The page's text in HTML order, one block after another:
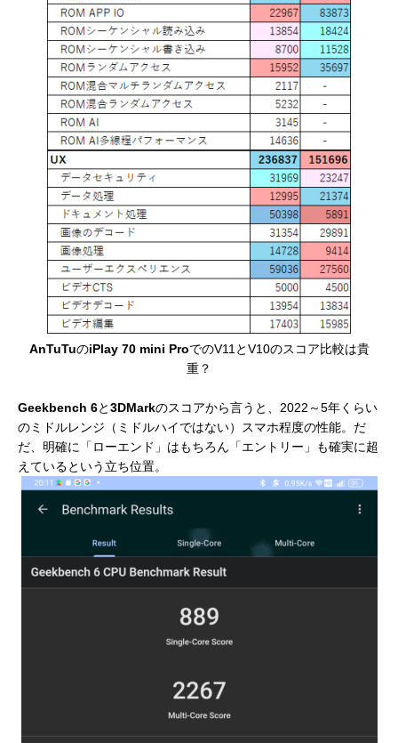
AnTuTuのiPlay 70 mini ProでのV11とV10のスコア比較は貴
重？
Geekbench 6と3DMarkのスコアから言うと、2022～5年くらい
のミドルレンジ（ミドルハイではない）スマホ程度の性能。だ
だ、明確に「ローエンド」はもちろん「エントリー」も確実に超
えているという立ち位置。